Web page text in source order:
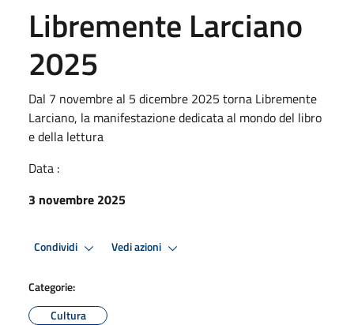
Libremente Larciano
2025
Dal 7 novembre al 5 dicembre 2025 torna Libremente
Larciano, la manifestazione dedicata al mondo del libro
e della lettura
Data :
3 novembre 2025
Condividi Vedi azioni
Categorie:
Cultura